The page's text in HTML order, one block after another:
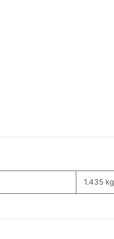
1.435 kg